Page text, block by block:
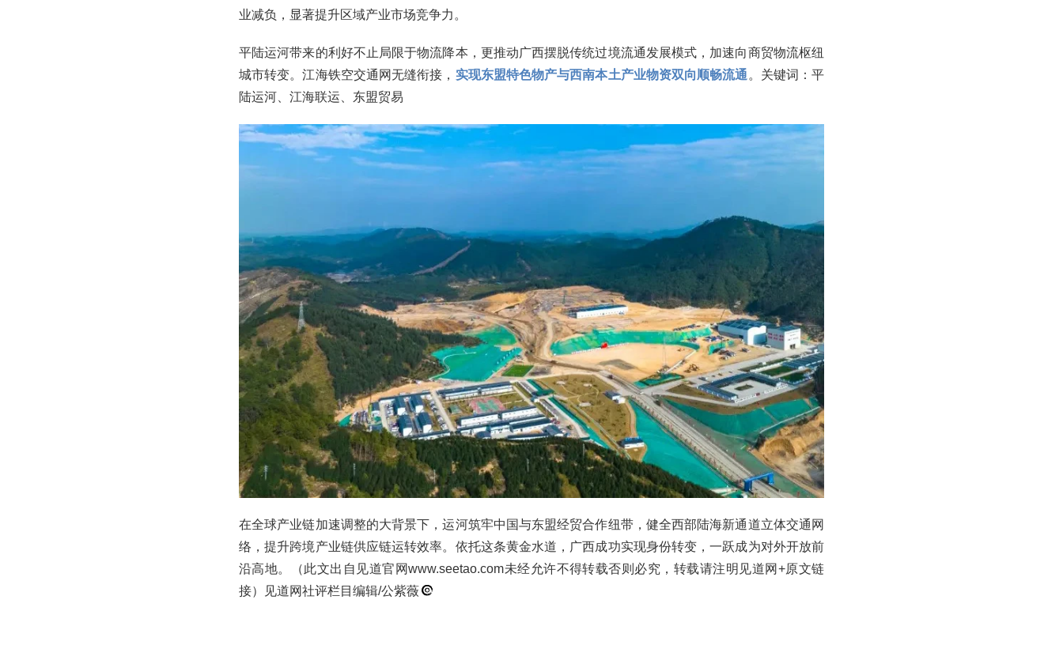
业减负，显著提升区域产业市场竞争力。
平陆运河带来的利好不止局限于物流降本，更推动广西摆脱传统过境流通发展模式，加速向商贸物流枢纽
城市转变。江海铁空交通网无缝衔接， 实现东盟特色物产与西南本土产业物资双向顺畅流通 。关键词：平
陆运河、江海联运、东盟贸易
在全球产业链加速调整的大背景下，运河筑牢中国与东盟经贸合作纽带，健全西部陆海新通道立体交通网
络，提升跨境产业链供应链运转效率。依托这条黄金水道，广西成功实现身份转变，一跃成为对外开放前
沿高地。（此文出自见道官网www.seetao.com未经允许不得转载否则必究，转载请注明见道网+原文链
接）见道网社评栏目编辑/公紫薇